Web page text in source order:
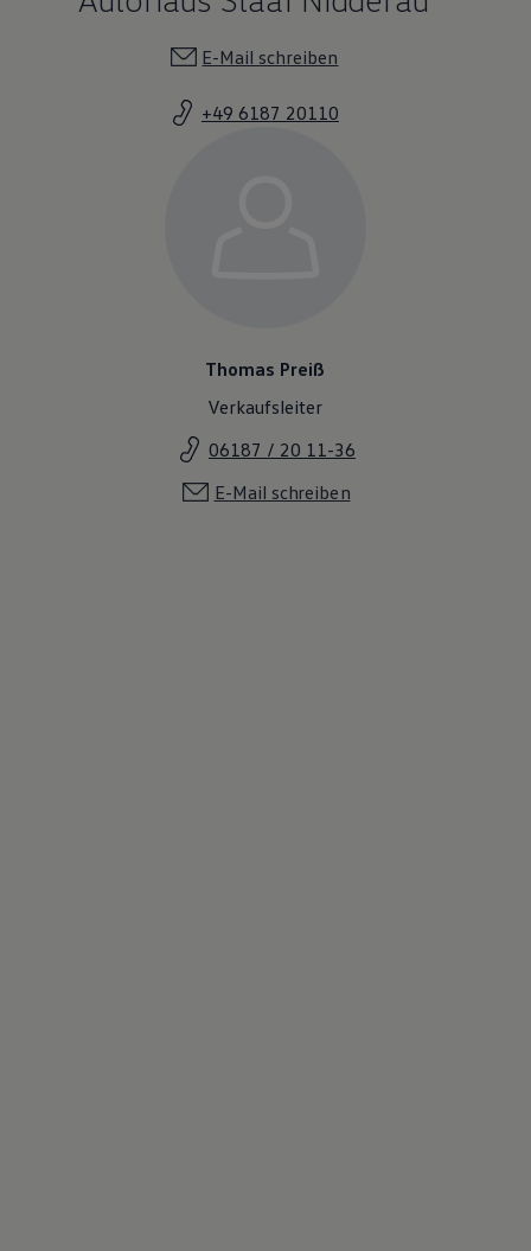
E-Mail schreiben
+49 6187 20110
Thomas Preiß
Verkaufsleiter
06187 / 20 11-36
E-Mail schreiben